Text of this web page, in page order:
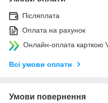
Післяплата
Оплата на рахунок
Онлайн-оплата карткою
Всі умови оплати
Умови повернення